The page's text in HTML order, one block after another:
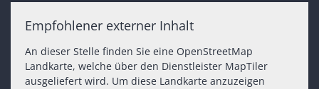
Empfohlener externer Inhalt
An dieser Stelle finden Sie eine OpenStreetMap
Landkarte, welche über den Dienstleister MapTiler
ausgeliefert wird. Um diese Landkarte anzuzeigen